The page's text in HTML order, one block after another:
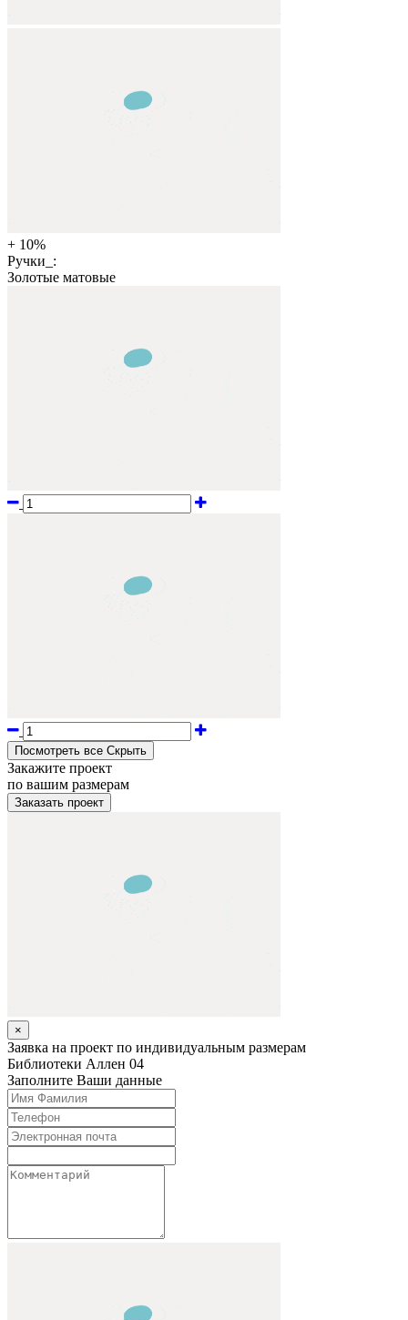
+ 10%
Ручки_:
Золотые матовые
Посмотреть все Cкрыть
Закажите проект
по вашим размерам
Заказать проект
×
Заявка на проект по индивидуальным размерам
Библиотеки Аллен 04
Заполните Ваши данные